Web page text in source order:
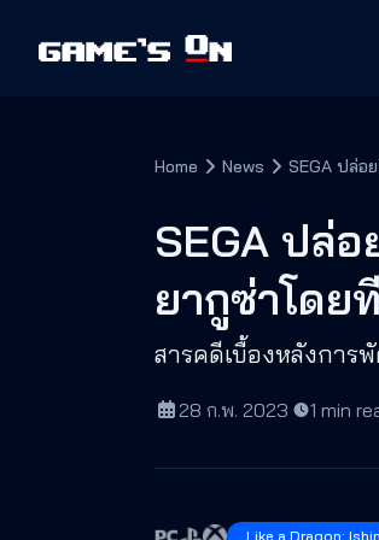
Home News SEGA ปล่อ
SEGA ปล่
ยากูซ่าโดย
สารคดีเบื้องหลังการ
28 ก.พ. 2023· 1 min
Like a Dragon: